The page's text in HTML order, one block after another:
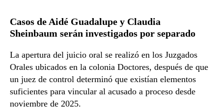
Casos de Aidé Guadalupe y Claudia
Sheinbaum serán investigados por separado
La apertura del juicio oral se realizó en los Juzgados
Orales ubicados en la colonia Doctores, después de que
un juez de control determinó que existían elementos
suficientes para vincular al acusado a proceso desde
noviembre de 2025.